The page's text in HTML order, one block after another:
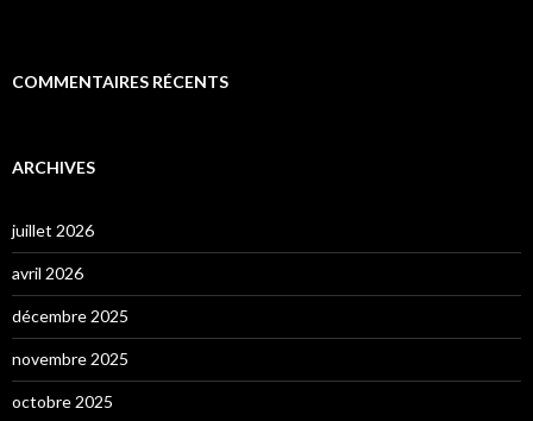
COMMENTAIRES RÉCENTS
ARCHIVES
juillet 2026
avril 2026
décembre 2025
novembre 2025
octobre 2025